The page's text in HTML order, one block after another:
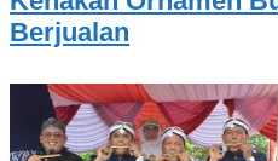
Berjualan